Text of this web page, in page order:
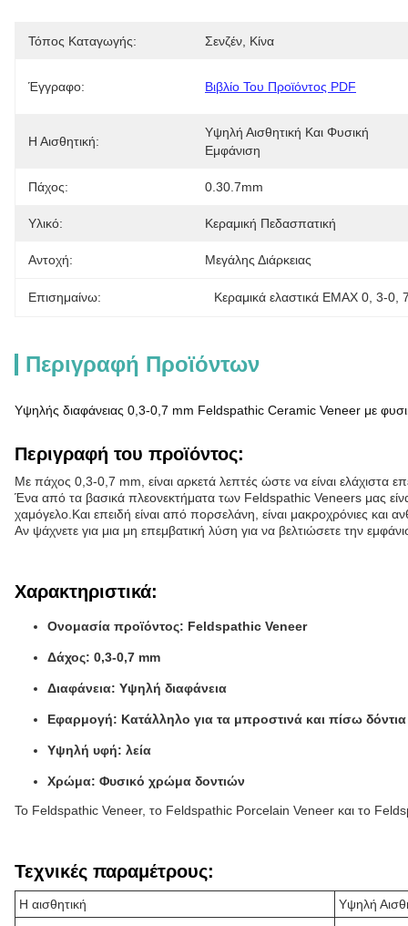
Τόπος Καταγωγής: Σενζέν, Κίνα
Έγγραφο: Βιβλίο Του Προϊόντος PDF
Η Αισθητική:
Υψηλή Αισθητική Και Φυσική
Εμφάνιση
Πάχος: 0.30.7mm
Υλικό: Κεραμική Πεδασπατική
Αντοχή: Μεγάλης Διάρκειας
Επισημαίνω: Κεραμικά ελαστικά EMAX 0, 3-0,
Περιγραφή Προϊόντων
Υψηλής διαφάνειας 0,3-0,7 mm Feldspathic Ceramic Veneer με
Περιγραφή του προϊόντος:
Με πάχος 0,3-0,7 mm, είναι αρκετά λεπτές ώστε να είναι ελάχιστα
Ένα από τα βασικά πλεονεκτήματα των Feldspathic Veneers μας
χαμόγελο.Και επειδή είναι από πορσελάνη, είναι μακροχρόνιες και
Αν ψάχνετε για μια μη επεμβατική λύση για να βελτιώσετε την
Χαρακτηριστικά:
Ονομασία προϊόντος: Feldspathic Veneer
Δάχος: 0,3-0,7 mm
Διαφάνεια: Υψηλή διαφάνεια
Εφαρμογή: Κατάλληλο για τα μπροστινά και πίσω δόντια
Υψηλή υφή: λεία
Χρώμα: Φυσικό χρώμα δοντιών
Το Feldspathic Veneer, το Feldspathic Porcelain Veneer και το
Τεχνικές παραμέτρους:
Η αισθητική
Υψηλή